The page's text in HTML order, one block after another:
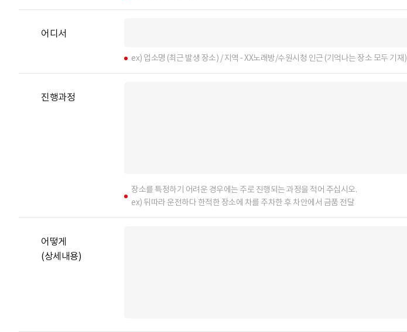
어디서
ex) 업소명 (최근 발생 장소) / 지역 - XX노래방/수원시청 인근 (기억나는 장소 모두 기재)
진행과정
장소를 특정하기 어려운 경우에는 주로 진행되는 과정을 적어 주십시오.
ex) 뒤따라 운전하다 한적한 장소에 차를 주차한 후 차안에서 금품 전달
어떻게
(상세내용)